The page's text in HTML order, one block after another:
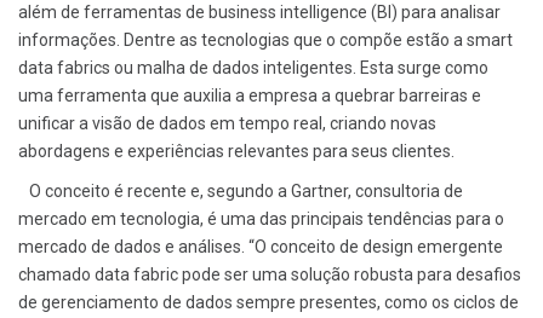
além de ferramentas de business intelligence (BI) para analisar
informações. Dentre as tecnologias que o compõe estão a smart
data fabrics ou malha de dados inteligentes. Esta surge como
uma ferramenta que auxilia a empresa a quebrar barreiras e
unificar a visão de dados em tempo real, criando novas
abordagens e experiências relevantes para seus clientes.
O conceito é recente e, segundo a Gartner, consultoria de
mercado em tecnologia, é uma das principais tendências para o
mercado de dados e análises. “O conceito de design emergente
chamado data fabric pode ser uma solução robusta para desafios
de gerenciamento de dados sempre presentes, como os ciclos de